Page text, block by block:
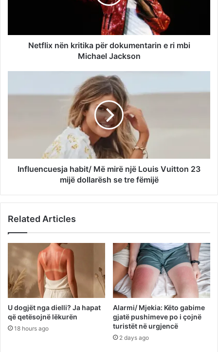
Netflix nën kritika për dokumentarin e ri mbi
Michael Jackson
Influencuesja habit/ Më mirë një Louis Vuitton 23
mijë dollarësh se tre fëmijë
Related Articles
U dogjët nga dielli? Ja hapat
që qetësojnë lëkurën
18 hours ago
Alarmi/ Mjekia: Këto gabime
gjatë pushimeve po i çojnë
turistët në urgjencë
2 days ago